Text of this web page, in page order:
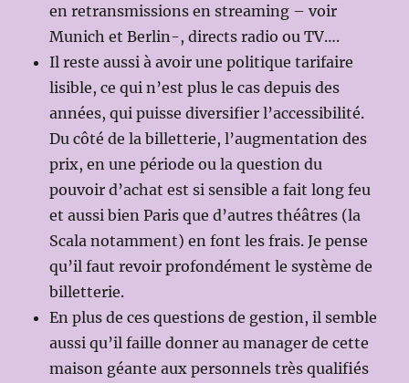
en retransmissions en streaming – voir
Munich et Berlin-, directs radio ou TV….
Il reste aussi à avoir une politique tarifaire
lisible, ce qui n’est plus le cas depuis des
années, qui puisse diversifier l’accessibilité.
Du côté de la billetterie, l’augmentation des
prix, en une période ou la question du
pouvoir d’achat est si sensible a fait long feu
et aussi bien Paris que d’autres théâtres (la
Scala notamment) en font les frais. Je pense
qu’il faut revoir profondément le système de
billetterie.
En plus de ces questions de gestion, il semble
aussi qu’il faille donner au manager de cette
maison géante aux personnels très qualifiés